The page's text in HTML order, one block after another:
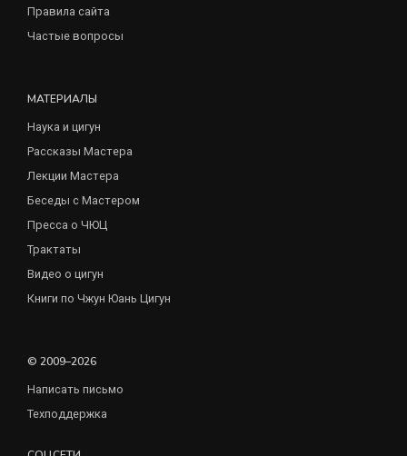
Правила сайта
Частые вопросы
МАТЕРИАЛЫ
Наука и цигун
Рассказы Мастера
Лекции Мастера
Беседы с Мастером
Пресса о ЧЮЦ
Трактаты
Видео о цигун
Книги по Чжун Юань Цигун
© 2009–2026
Написать письмо
Техподдержка